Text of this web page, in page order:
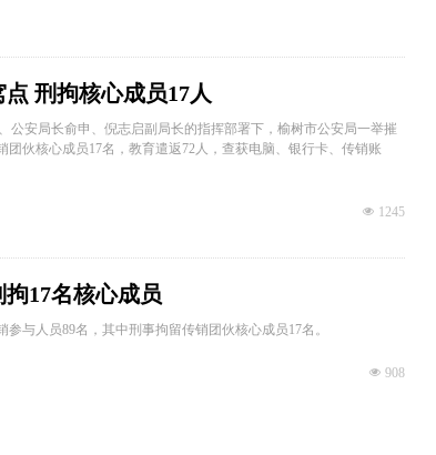
刑拘核心成员17人
公安局长俞申、倪志启副局长的指挥部署下，榆树市公安局一举摧
伙核心成员17名，教育遣返72人，查获电脑、银行卡、传销账
넶 1245
17名核心成员
与人员89名，其中刑事拘留传销团伙核心成员17名。
넶 908